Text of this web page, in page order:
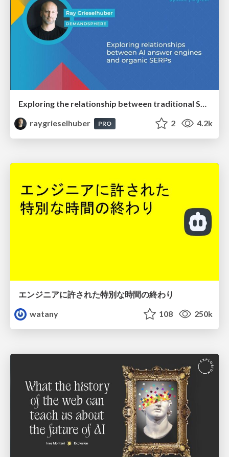
Exploring the relationship between traditional SERPs and Gen AI search
raygrieselhuber
PRO 2 4.2k
エンジニアに許された特別な時間の終わり
watany
108 250k